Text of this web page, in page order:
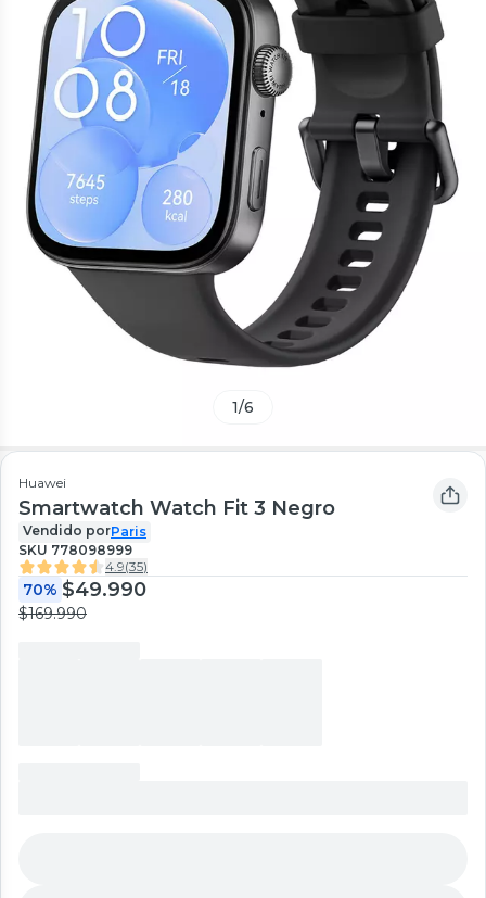
1/6
Huawei
Smartwatch Watch Fit 3 Negro
Vendido porParis
SKU 778098999
4.9(35)
70% $49.990
$169.990